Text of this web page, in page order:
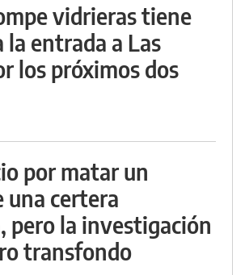
vidrieras tiene
entrada a Las
los próximos dos
por matar un
una certera
pero la investigación
transfondo